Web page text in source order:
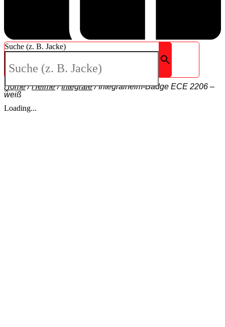
Suche (z. B. Jacke)
×
Home/Helme/Integrale/Integralhelm-Badge ECE 2206 –
weiß
Loading...